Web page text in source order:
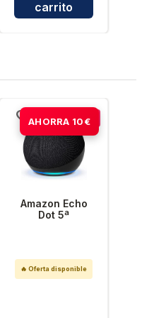
carrito
AHORRA 10€
-15%
Amazon Echo
Dot 5ª
Inteligente
🔥 Oferta disponible